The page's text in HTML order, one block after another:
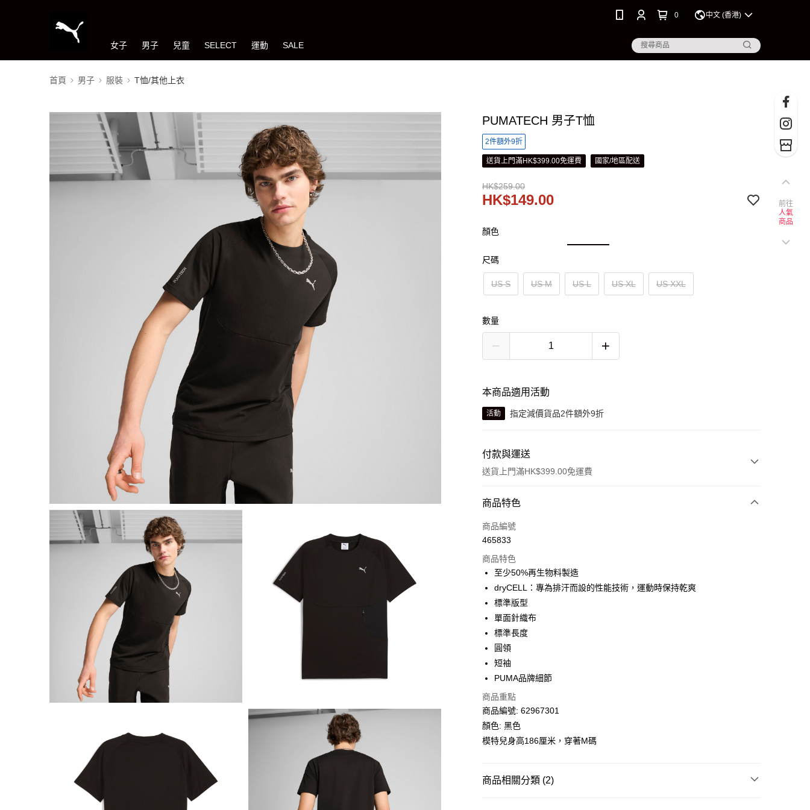
0 中文 (香港)
女子 男子 兒童 SELECT 運動 SALE
首頁 男子 服裝 T恤/其他上衣
PUMATECH 男子T恤
2件額外9折
送貨上門滿HK$399.00免運費 國家/地區配送
HK$259.00
HK$149.00
顏色
尺碼
US S US M US L US XL US XXL
數量
本商品適用活動
活動 指定減價貨品2件額外9折
付款與運送
送貨上門滿HK$399.00免運費
付款方式
信用卡
相關說明
Alipay, PayMe, WeChat Pay, UnionPay, FPS
送貨方式
單筆訂單淨值滿$399可享免運費優惠
每筆HK$30.00，滿HK$399.00或以上免運費
滿$599可享澳門免運費優惠
商品特色
商品編號
465833
商品特色
至少50%再生物料製造
dryCELL：專為排汗而設的性能技術，運動時保持乾爽
標準版型
單面針織布
標準長度
圓領
短袖
PUMA品牌細節
商品重點
商品編號: 62967301
顏色: 黑色
模特兒身高186厘米，穿著M碼
商品相關分類 (2)
前往
人氣
商品